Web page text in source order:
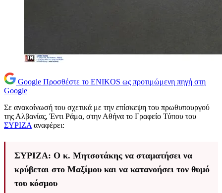
Google Προσθέστε το ENIKOS ως προτιμώμενη πηγή στη
Google
Σε ανακοίνωσή του σχετικά με την επίσκεψη του πρωθυπουργού
της Αλβανίας, Έντι Ράμα, στην Αθήνα το Γραφείο Τύπου του
ΣΥΡΙΖΑ αναφέρει:
ΣΥΡΙΖΑ: Ο κ. Μητσοτάκης να σταματήσει να
κρύβεται στο Μαξίμου και να κατανοήσει τον θυμό
του κόσμου